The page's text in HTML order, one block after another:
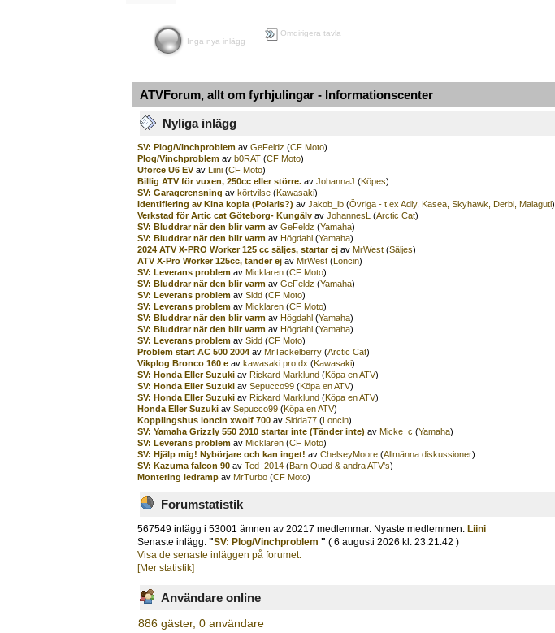
Inga nya inlägg
Omdirigera tavla
ATVForum, allt om fyrhjulingar - Informationscenter
Nyliga inlägg
SV: Plog/Vinchproblem av GeFeldz (CF Moto)
Plog/Vinchproblem av b0RAT(CF Moto)
Uforce U6 EVav Liini(CF Moto)
Billig ATV för vuxen, 250cc eller större.av JohannaJ (Köpes)
SV: Garagerensning av körtvilse(Kawasaki)
Identifiering av Kina kopia (Polaris?) av Jakob_lb(Övriga - t.ex Adly, Kasea, Skyhawk, Derbi, Malaguti)
Verkstad för Artic cat Göteborg- Kungälvav JohannesL (Arctic Cat)
SV: Bluddrar när den blir varmav GeFeldz (Yamaha)
SV: Bluddrar när den blir varmav Högdahl(Yamaha)
2024 ATV X-PRO Worker 125 cc säljes, startar ejav MrWest(Säljes)
ATV X-Pro Worker 125cc, tänder ejav MrWest(Loncin)
SV: Leverans problem av Micklaren(CF Moto)
SV: Bluddrar när den blir varmav GeFeldz (Yamaha)
SV: Leverans problem av Sidd(CF Moto)
SV: Leverans problem av Micklaren(CF Moto)
SV: Bluddrar när den blir varmav Högdahl(Yamaha)
SV: Bluddrar när den blir varmav Högdahl(Yamaha)
SV: Leverans problem av Sidd(CF Moto)
Problem start AC 500 2004av MrTackelberry(Arctic Cat)
Vikplog Bronco 160 eav kawasaki pro dx (Kawasaki)
SV: Honda Eller Suzuki av Rickard Marklund(Köpa en ATV)
SV: Honda Eller Suzuki av Sepucco99(Köpa en ATV)
SV: Honda Eller Suzuki av Rickard Marklund(Köpa en ATV)
Honda Eller Suzuki av Sepucco99(Köpa en ATV)
Kopplingshus loncin xwolf 700av Sidda77(Loncin)
SV: Yamaha Grizzly 550 2010 startar inte (Tänder inte) av Micke_c (Yamaha)
SV: Leverans problem av Micklaren(CF Moto)
SV: Hjälp mig! Nybörjare och kan inget! av ChelseyMoore(Allmänna diskussioner)
SV: Kazuma falcon 90av Ted_2014(Barn Quad & andra ATV's)
Montering ledrampav MrTurbo(CF Moto)
Forumstatistik
567549 inlägg i 53001 ämnen av 20217 medlemmar. Nyaste medlemmen: Liini
Senaste inlägg:"SV: Plog/Vinchproblem" ( 6 augusti 2026 kl. 23:21:42 )
Visa de senaste inläggen på forumet.
[Mer statistik]
Användare online
886 gäster, 0 användare